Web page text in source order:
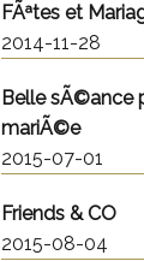
FÃªtes et
2014-11-28
Belle sÃ©ance
mariÃ©e
2015-07-01
Friends & CO
2015-08-04